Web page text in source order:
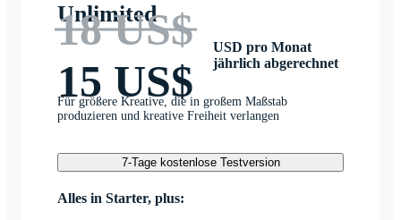
Unlimited
18 US$
15 US$
USD pro Monat
jährlich abgerechnet
Für größere Kreative, die in großem Maßstab
produzieren und kreative Freiheit verlangen
7-Tage kostenlose Testversion
Alles in Starter, plus: